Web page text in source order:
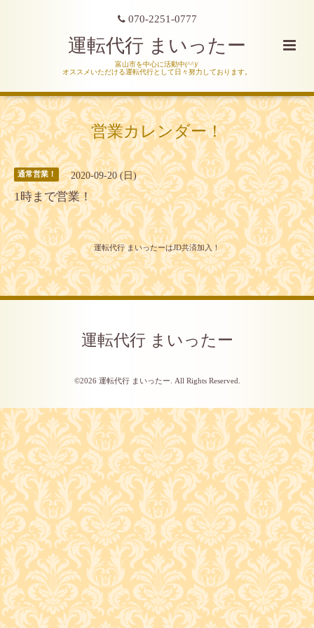
070-2251-0777
運転代行 まいったー
富山市を中心に活動中(^^)/
オススメいただける運転代行として日々努力しております。
営業カレンダー！
通常営業！ 2020-09-20 (日)
1時まで営業！
運転代行 まいったーはJD共済加入！
運転代行 まいったー
©2026 運転代行 まいったー . All Rights Reserved.